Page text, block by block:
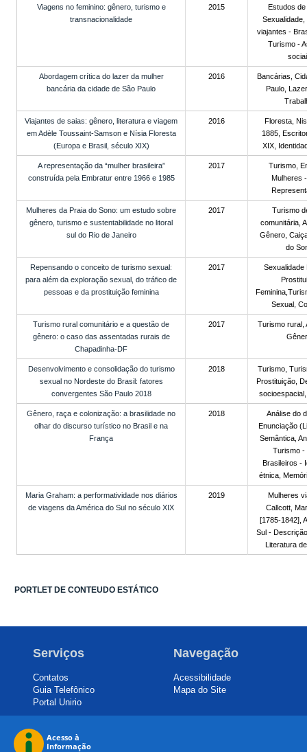
Viagens no feminino: gênero, turismo e
transnacionalidade
2015
Estudos de
viajantes -
Turismo -
Abordagem crítica do lazer da mulher
bancária da cidade de São Paulo
2016
Bancárias,
Paulo,
Viajantes de saias: gênero, literatura e viagem
em Adèle Toussaint-Samson e Nísia Floresta
(Europa e Brasil, século XIX)
2016
Floresta,
1885,
XIX,
A representação da “mulher brasileira”
construída pela Embratur entre 1966 e 1985
2017
Turismo,
Mulheres
Mulheres da Praia do Sono: um estudo sobre
gênero, turismo e sustentabilidade no litoral
sul do Rio de Janeiro
2017
Turismo
comunitária,
Gênero,
do
Repensando o conceito de turismo sexual:
para além da exploração sexual, do tráfico de
pessoas e da prostituição feminina
2017
Sexualidade
Sexual,
Turismo rural comunitário e a questão de
gênero: o caso das assentadas rurais de
Chapadinha-DF
2017
Turismo rural,
Desenvolvimento e consolidação do turismo
sexual no Nordeste do Brasil: fatores
convergentes São Paulo 2018
2018
Turismo,
Prostituição,
Gênero, raça e colonização: a brasilidade no
olhar do discurso turístico no Brasil e na
França
2018
Análise do
Enunciação
Semântica,
Turismo -
Brasileiros -
étnica,
Maria Graham: a performatividade nos diários
de viagens da América do Sul no século XIX
2019
Mulheres
Callcott,
[1785-1842],
Sul -
Literatura
PORTLET DE CONTEUDO ESTÁTICO
Serviços
Contatos
Guia Telefônico
Portal Unirio
Navegação
Acessibilidade
Mapa do Site